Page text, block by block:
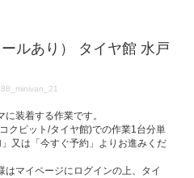
ルあり） タイヤ館 水戸
装着する作業です。
クピット/タイヤ館)での作業1台分単
又は「今すぐ予約」よりお進みくだ
はマイページにログインの上、タイ